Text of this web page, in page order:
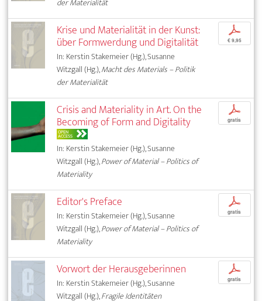
Krise und Materialität in der Kunst:
über Formwerdung und Digitalität
In: Kerstin Stakemeier (Hg.), Susanne
Witzgall (Hg.),Macht des Materials – Politik
der Materialität
p
€ 9,95
Crisis and Materiality in Art. On the
Becoming of Form and Digitality
OPEN
ACCESS
In: Kerstin Stakemeier (Hg.), Susanne
Witzgall (Hg.),Power of Material – Politics of
Materiality
p
gratis
Editor's Preface
In: Kerstin Stakemeier (Hg.), Susanne
Witzgall (Hg.),Power of Material – Politics of
Materiality
p
gratis
Vorwort der Herausgeberinnen
In: Kerstin Stakemeier (Hg.), Susanne
Witzgall (Hg.),Fragile Identitäten
p
gratis